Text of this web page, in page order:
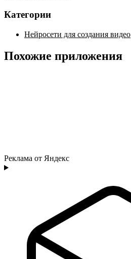
Категории
Нейросети для создания видео
Похожие приложения
Реклама от Яндекс